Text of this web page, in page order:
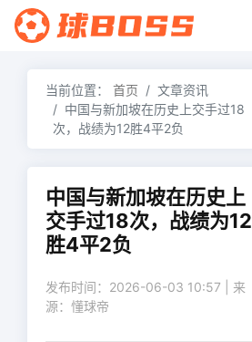
当前位置： 首页
文章资讯
中国与新加坡在历史上交手过18
次，战绩为12胜4平2负
中国与新加坡在历史上
交手过18次，战绩为12
胜4平2负
发布时间：2026-06-03 10:57 | 来
源：懂球帝